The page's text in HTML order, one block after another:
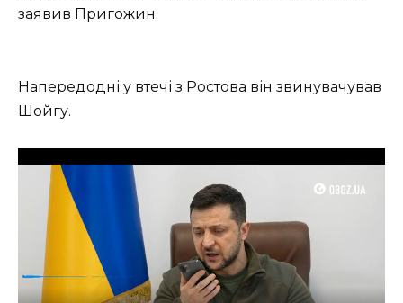
заявив Пригожин.
Напередодні у втечі з Ростова він звинувачував
Шойгу.